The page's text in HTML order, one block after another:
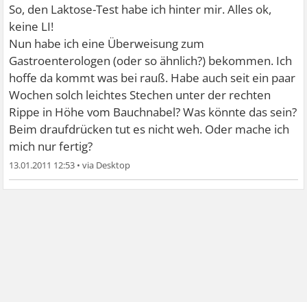
So, den Laktose-Test habe ich hinter mir. Alles ok,
keine LI!
Nun habe ich eine Überweisung zum
Gastroenterologen (oder so ähnlich?) bekommen. Ich
hoffe da kommt was bei rauß. Habe auch seit ein paar
Wochen solch leichtes Stechen unter der rechten
Rippe in Höhe vom Bauchnabel? Was könnte das sein?
Beim draufdrücken tut es nicht weh. Oder mache ich
mich nur fertig?
13.01.2011 12:53 •